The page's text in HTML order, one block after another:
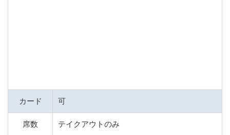
カード 可
席数 テイクアウトのみ